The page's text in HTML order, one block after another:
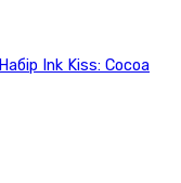
Набір Ink Kiss: Cocoa